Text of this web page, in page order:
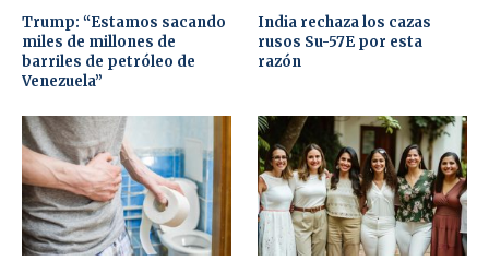
Trump: “Estamos sacando
miles de millones de
barriles de petróleo de
Venezuela”
India rechaza los cazas
rusos Su-57E por esta
razón